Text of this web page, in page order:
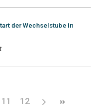
der Wechselstube in
11 12